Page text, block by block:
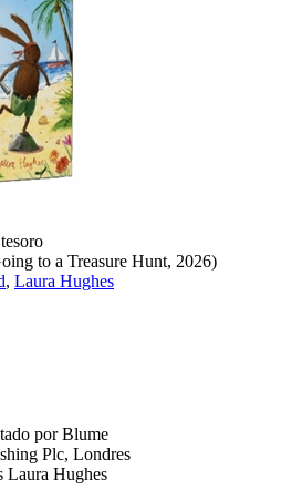
to a Treasure Hunt, 2026)
, Laura Hughes
por Blume
Plc, Londres
Laura Hughes